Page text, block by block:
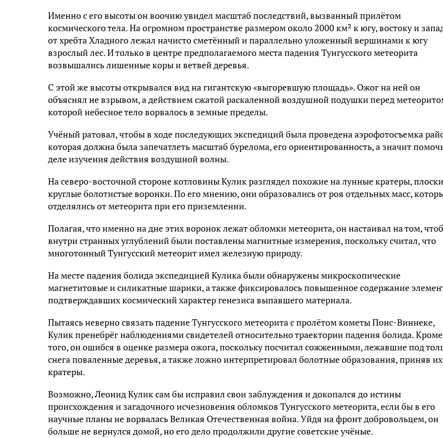
Именно с его высоты он воочию увидел масштаб последствий, вызванный прилётом
космического тела. На огромном пространстве размером около 2000 км² к югу, востоку и
от хребта Хладного лежал начисто сметённый и параллельно уложенный вершинами к югу
взрослый лес. И только в центре предполагаемого места падения Тунгусского метеорита
возвышались лишенные коры и ветвей деревья.
С этой же высоты открывался вид на гигантскую «выгоревшую площадь». Ожог на ней он
объяснял не взрывом, а действием сжатой раскаленной воздушной подушки перед
которой небесное тело ворвалось в земные пределы.
Учёный ратовал, чтобы в ходе последующих экспедиций была проведена аэрофотосъемка
которая должна была запечатлеть масштаб бурелома, его ориентированность, а значит
деле изучения действия воздушной волны.
На северо-восточной стороне котловины Кулик разглядел похожие на лунные кратеры,
круглые болотистые воронки. По его мнению, они образовались от роя отдельных масс,
отделялись от метеорита при его приземлении.
Полагая, что именно на дне этих воронок лежат обломки метеорита, он настаивал на том,
внутри странных углублений были поставлены магнитные измерения, поскольку считал, что
многотонный Тунгусский метеорит имел железную природу.
На месте падения болида экспедицией Кулика были обнаружены микроскопические
магнетитовые и силикатные шарики, а также фиксировалось повышенное содержание
подтверждавших космический характер генезиса выпавшего материала.
Пытаясь неверно связать падение Тунгусского метеорита с пролётом кометы Понс-Виннеке,
Кулик пренебрёг наблюдениями свидетелей относительно траектории падения болида. Кроме
того, он ошибся в оценке размера ожога, поскольку посчитал сожженными, лежавшие под
снега поваленные деревья, а также ложно интерпретировал болотные образования, приняв
кратеры.
Возможно, Леонид Кулик сам бы исправил свои заблуждения и докопался до истины
происхождения и загадочного исчезновения обломков Тунгусского метеорита, если бы в его
научные планы не ворвалась Великая Отечественная война. Уйдя на фронт добровольцем, он
больше не вернулся домой, но его дело продолжили другие советские учёные.